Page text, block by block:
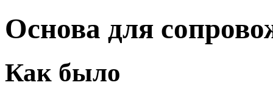
Основа для
Как было